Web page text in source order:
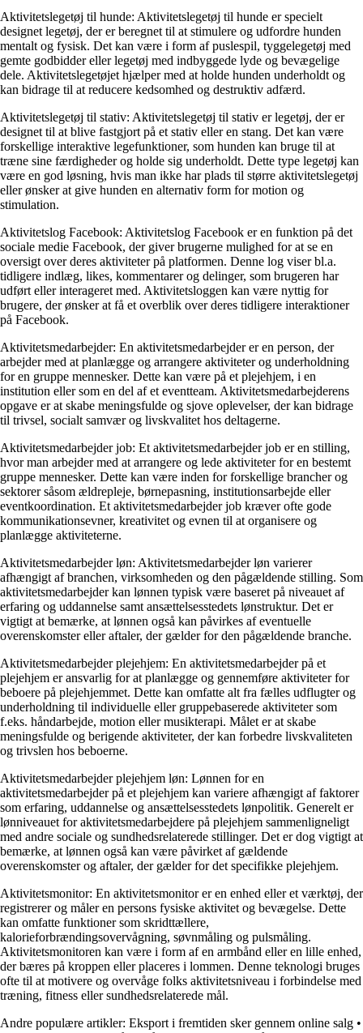
Aktivitetslegetøj til hunde: Aktivitetslegetøj til hunde er specielt
designet legetøj, der er beregnet til at stimulere og udfordre hunden
mentalt og fysisk. Det kan være i form af puslespil, tyggelegetøj med
gemte godbidder eller legetøj med indbyggede lyde og bevægelige
dele. Aktivitetslegetøjet hjælper med at holde hunden underholdt og
kan bidrage til at reducere kedsomhed og destruktiv adfærd.
Aktivitetslegetøj til stativ: Aktivitetslegetøj til stativ er legetøj, der er
designet til at blive fastgjort på et stativ eller en stang. Det kan være
forskellige interaktive legefunktioner, som hunden kan bruge til at
træne sine færdigheder og holde sig underholdt. Dette type legetøj kan
være en god løsning, hvis man ikke har plads til større aktivitetslegetøj
eller ønsker at give hunden en alternativ form for motion og
stimulation.
Aktivitetslog Facebook: Aktivitetslog Facebook er en funktion på det
sociale medie Facebook, der giver brugerne mulighed for at se en
oversigt over deres aktiviteter på platformen. Denne log viser bl.a.
tidligere indlæg, likes, kommentarer og delinger, som brugeren har
udført eller interageret med. Aktivitetsloggen kan være nyttig for
brugere, der ønsker at få et overblik over deres tidligere interaktioner
på Facebook.
Aktivitetsmedarbejder: En aktivitetsmedarbejder er en person, der
arbejder med at planlægge og arrangere aktiviteter og underholdning
for en gruppe mennesker. Dette kan være på et plejehjem, i en
institution eller som en del af et eventteam. Aktivitetsmedarbejderens
opgave er at skabe meningsfulde og sjove oplevelser, der kan bidrage
til trivsel, socialt samvær og livskvalitet hos deltagerne.
Aktivitetsmedarbejder job: Et aktivitetsmedarbejder job er en stilling,
hvor man arbejder med at arrangere og lede aktiviteter for en bestemt
gruppe mennesker. Dette kan være inden for forskellige brancher og
sektorer såsom ældrepleje, børnepasning, institutionsarbejde eller
eventkoordination. Et aktivitetsmedarbejder job kræver ofte gode
kommunikationsevner, kreativitet og evnen til at organisere og
planlægge aktiviteterne.
Aktivitetsmedarbejder løn: Aktivitetsmedarbejder løn varierer
afhængigt af branchen, virksomheden og den pågældende stilling. Som
aktivitetsmedarbejder kan lønnen typisk være baseret på niveauet af
erfaring og uddannelse samt ansættelsesstedets lønstruktur. Det er
vigtigt at bemærke, at lønnen også kan påvirkes af eventuelle
overenskomster eller aftaler, der gælder for den pågældende branche.
Aktivitetsmedarbejder plejehjem: En aktivitetsmedarbejder på et
plejehjem er ansvarlig for at planlægge og gennemføre aktiviteter for
beboere på plejehjemmet. Dette kan omfatte alt fra fælles udflugter og
underholdning til individuelle eller gruppebaserede aktiviteter som
f.eks. håndarbejde, motion eller musikterapi. Målet er at skabe
meningsfulde og berigende aktiviteter, der kan forbedre livskvaliteten
og trivslen hos beboerne.
Aktivitetsmedarbejder plejehjem løn: Lønnen for en
aktivitetsmedarbejder på et plejehjem kan variere afhængigt af faktorer
som erfaring, uddannelse og ansættelsesstedets lønpolitik. Generelt er
lønniveauet for aktivitetsmedarbejdere på plejehjem sammenligneligt
med andre sociale og sundhedsrelaterede stillinger. Det er dog vigtigt at
bemærke, at lønnen også kan være påvirket af gældende
overenskomster og aftaler, der gælder for det specifikke plejehjem.
Aktivitetsmonitor: En aktivitetsmonitor er en enhed eller et værktøj, der
registrerer og måler en persons fysiske aktivitet og bevægelse. Dette
kan omfatte funktioner som skridttællere,
kalorieforbrændingsovervågning, søvnmåling og pulsmåling.
Aktivitetsmonitoren kan være i form af en armbånd eller en lille enhed,
der bæres på kroppen eller placeres i lommen. Denne teknologi bruges
ofte til at motivere og overvåge folks aktivitetsniveau i forbindelse med
træning, fitness eller sundhedsrelaterede mål.
Andre populære artikler: Eksport i fremtiden sker gennem online salg •